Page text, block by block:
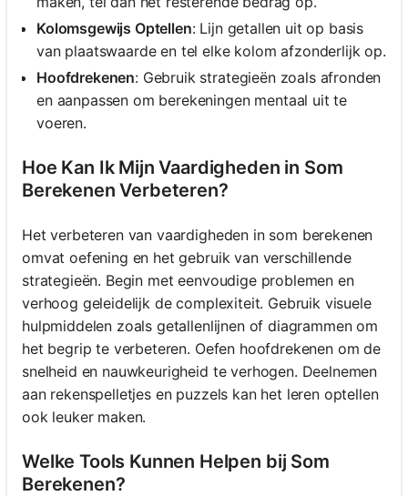
Kolomsgewijs Optellen: Lijn getallen uit op basis
van plaatswaarde en tel elke kolom afzonderlijk op.
Hoofdrekenen: Gebruik strategieën zoals afronden
en aanpassen om berekeningen mentaal uit te
voeren.
Hoe Kan Ik Mijn Vaardigheden in Som
Berekenen Verbeteren?
Het verbeteren van vaardigheden in som berekenen
omvat oefening en het gebruik van verschillende
strategieën. Begin met eenvoudige problemen en
verhoog geleidelijk de complexiteit. Gebruik visuele
hulpmiddelen zoals getallenlijnen of diagrammen om
het begrip te verbeteren. Oefen hoofdrekenen om de
snelheid en nauwkeurigheid te verhogen. Deelnemen
aan rekenspelletjes en puzzels kan het leren optellen
ook leuker maken.
Welke Tools Kunnen Helpen bij Som
Berekenen?